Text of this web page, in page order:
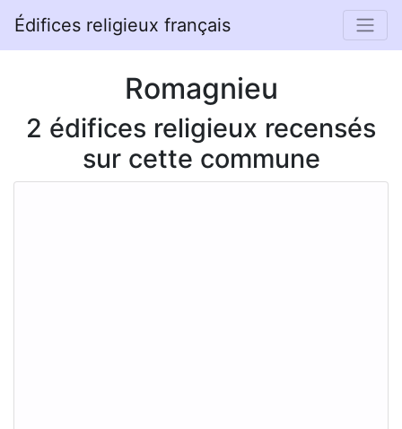
Édifices religieux français
Romagnieu
2 édifices religieux recensés
sur cette commune